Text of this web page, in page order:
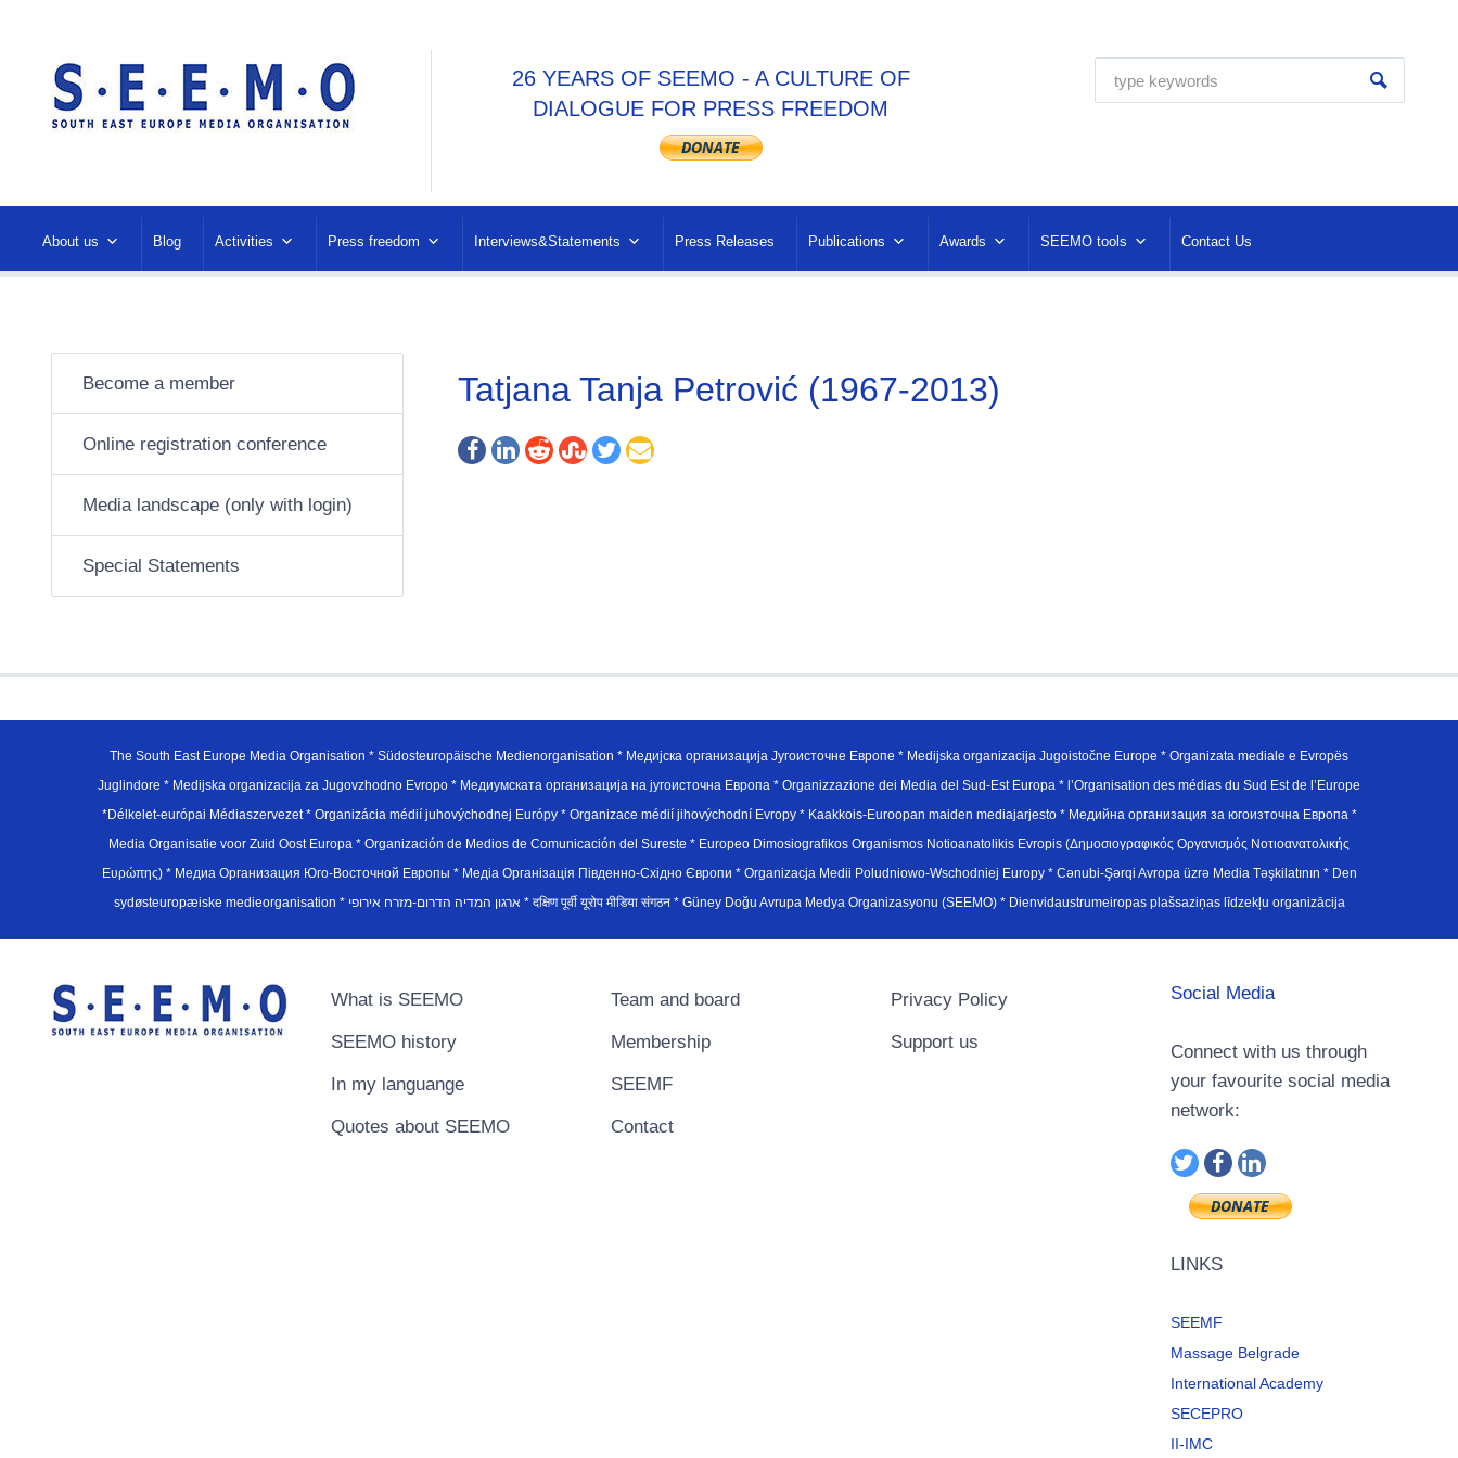
26 YEARS OF SEEMO - A CULTURE OF
DIALOGUE FOR PRESS FREEDOM
About us Blog Activities Press freedom Interviews&Statements Press Releases Publications Awards SEEMO tools Contact Us
Tatjana Tanja Petrović (1967-2013)
Become a member
Online registration conference
Media landscape (only with login)
Special Statements
The South East Europe Media Organisation * Südosteuropäische Medienorganisation * Медијска организација Југоисточне Европе * Medijska organizacija Jugoistočne Europe * Organizata mediale e Evropës
Juglindore * Medijska organizacija za Jugovzhodno Evropo * Медиумската организација на југоисточна Европа * Organizzazione dei Media del Sud-Est Europa * l’Organisation des médias du Sud Est de l’Europe
*Délkelet-európai Médiaszervezet * Organizácia médií juhovýchodnej Európy * Organizace médií jihovýchodní Evropy * Kaakkois-Euroopan maiden mediajarjesto * Медийна организация за югоизточна Европа *
Media Organisatie voor Zuid Oost Europa * Organización de Medios de Comunicación del Sureste * Europeo Dimosiografikos Organismos Notioanatolikis Evropis (Δημοσιογραφικός Οργανισμός Νοτιοανατολικής
Ευρώπης) * Медиа Организация Юго-Восточной Европы * Медiа Органiзацiя Пiвденно-Схiдно Європи * Organizacja Medii Poludniowo-Wschodniej Europy * Cənubi-Şərqi Avropa üzrə Media Təşkilatının * Den
sydøsteuropæiske medieorganisation * ארגון המדיה הדרום-מזרח אירופי * दक्षिण पूर्वी यूरोप मीडिया संगठन * Güney Doğu Avrupa Medya Organizasyonu (SEEMO) * Dienvidaustrumeiropas plašsaziņas līdzekļu organizācija
What is SEEMO
SEEMO history
In my languange
Quotes about SEEMO
Team and board
Membership
SEEMF
Contact
Privacy Policy
Support us
Social Media
Connect with us through
your favourite social media
network:
LINKS
SEEMF
Massage Belgrade
International Academy
SECEPRO
II-IMC